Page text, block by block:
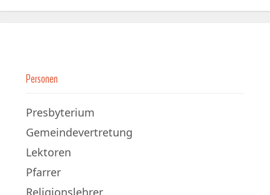
Personen
Presbyterium
Gemeindevertretung
Lektoren
Pfarrer
Religionslehrer